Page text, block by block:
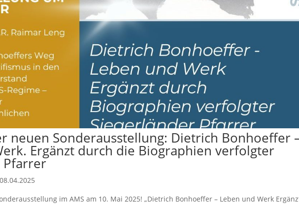
neuen Sonderausstellung: Dietrich Bonhoeffer
Ergänzt durch die Biographien verfolgter
Pfarrer
08.04.2025
im AMS am 10. Mai 2025! „Dietrich Bonhoeffer – Leben und Werk